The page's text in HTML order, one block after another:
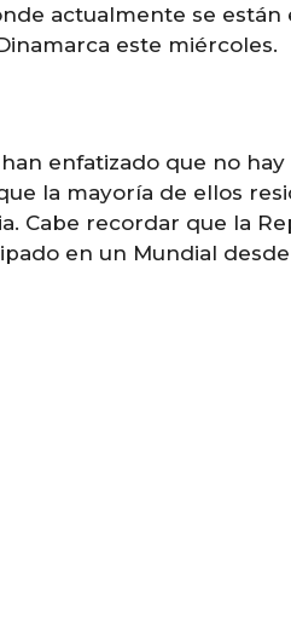
actualmente se
este miércoles.
enfatizado que no
la mayoría de ellos
Cabe recordar que la
en un Mundial desde